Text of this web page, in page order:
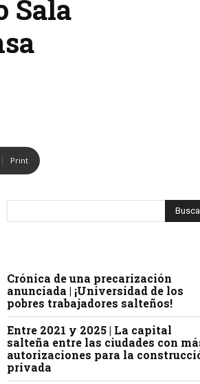
Sala
Print
Crónica de una precarización
anunciada | ¡Universidad de los
pobres trabajadores salteños!
Entre 2021 y 2025 | La capital
salteña entre las ciudades con
autorizaciones para la
privada